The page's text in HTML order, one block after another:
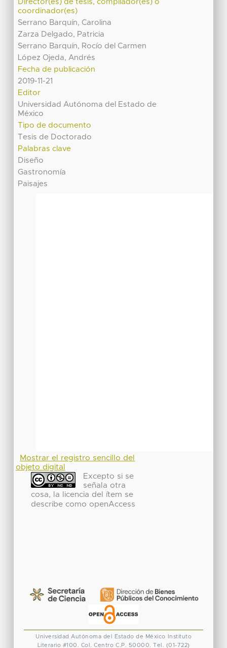
Director(es) de tesis, compilador(es) o
coordinador(es)
Serrano Barquín, Carolina
Zarza Delgado, Patricia
Serrano Barquín, Rocío del Carmen
López Ojeda, Andrés
Fecha de publicación
2019-11-21
Editor
Universidad Autónoma del Estado de
México
Tipo de documento
Tesis de Doctorado
Palabras clave
Diseño
Gastronomía
Paisajes
Mostrar el registro sencillo del
objeto digital
Excepto si se
señala otra
cosa, la licencia del ítem se
describe como openAccess
Universidad Autónoma del Estado de México
Instituto
Literario #100. Col. Centro C.P. 50000. Tel. (01-722)